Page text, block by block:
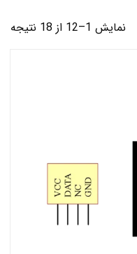
نمایش 1–12 از 18 نتیجه